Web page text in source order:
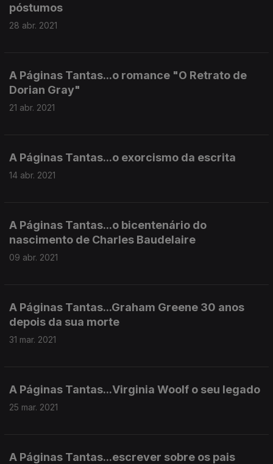
póstumos
28 abr. 2021
A Páginas Tantas...o romance "O Retrato de
Dorian Gray"
21 abr. 2021
A Páginas Tantas...o exorcismo da escrita
14 abr. 2021
A Páginas Tantas...o bicentenário do
nascimento de Charles Baudelaire
09 abr. 2021
A Páginas Tantas...Graham Greene 30 anos
depois da sua morte
31 mar. 2021
A Páginas Tantas...Virginia Woolf o seu legado
25 mar. 2021
A Páginas Tantas...escrever sobre os pais